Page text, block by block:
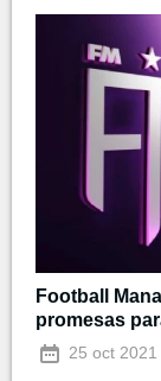
Football
promesas
25 oct 2021